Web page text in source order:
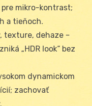
mikro-kontrast;
a tieňoch.
texture, dehaze –
„HDR look“ bez
dynamickom
zachovať